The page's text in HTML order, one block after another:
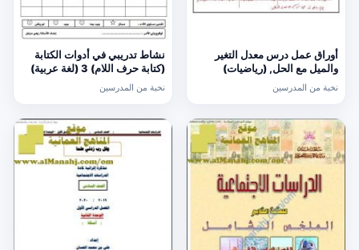
أوراق عمل درس معدل التغير
والميل مع الحل, (رياضيات)
الحادي عشر العام
نخبة من المدرسين
نشاط تدريبي في أدوات الكتابة
(كتابة حرف اللام) 3 (لغة عربية)
نخبة من المدرسين